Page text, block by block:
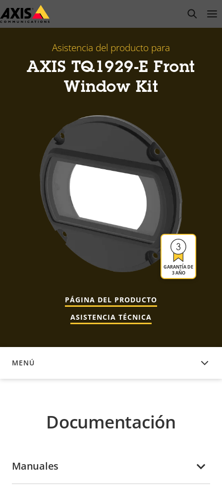
Saltar
al
open
Asistencia del producto para
AXIS TQ1929-E Front
Window Kit
GARANTÍA DE
3 AÑO
PÁGINA DEL PRODUCTO
ASISTENCIA TÉCNICA
MENÚ
DOCUMENTACIÓN
Documentación
Manuales